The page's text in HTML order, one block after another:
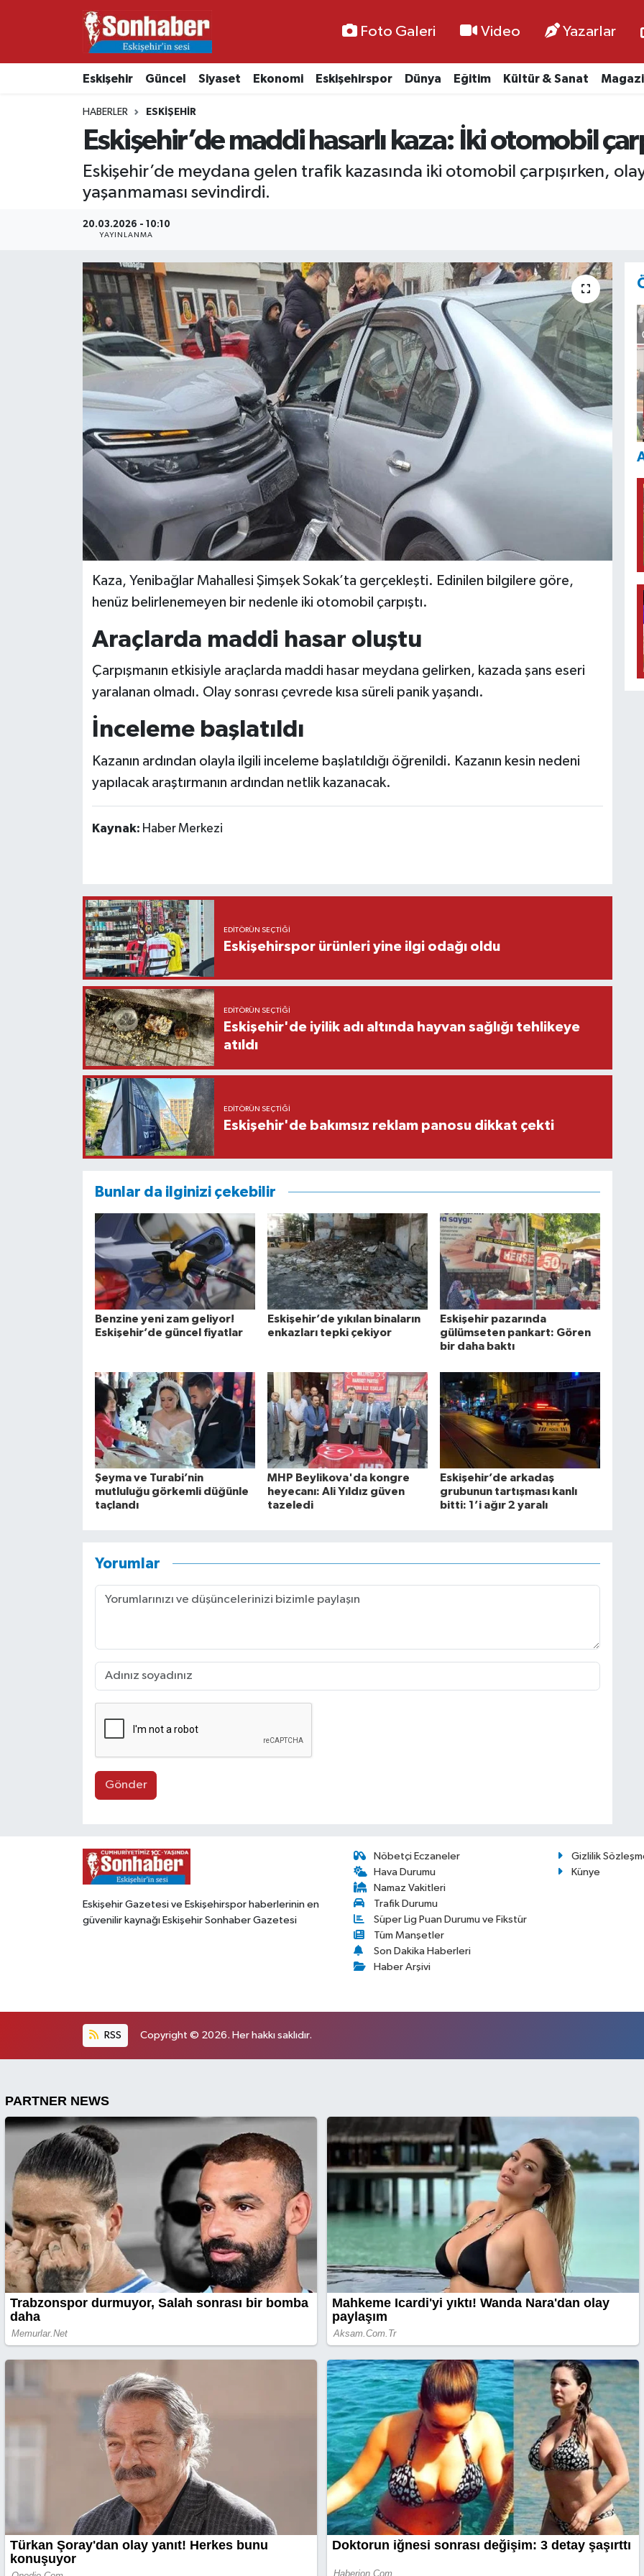
Foto Galeri Video Yazarlar
Eskişehir Güncel Siyaset Ekonomi Eskişehirspor Dünya Eğitim Kültür & Sanat
HABERLER ESKIŞEHIR
Eskişehir’de maddi hasarlı kaza: İki otomobil
Eskişehir’de meydana gelen trafik kazasında iki otomobil çarpışırken,
yaşanmaması sevindirdi.
20.03.2026 - 10:10
YAYINLANMA
Kaza, Yenibağlar Mahallesi Şimşek Sokak’ta gerçekleşti. Edinilen bilgilere göre,
henüz belirlenemeyen bir nedenle iki otomobil çarpıştı.
Araçlarda maddi hasar oluştu
Çarpışmanın etkisiyle araçlarda maddi hasar meydana gelirken, kazada şans eseri
yaralanan olmadı. Olay sonrası çevrede kısa süreli panik yaşandı.
İnceleme başlatıldı
Kazanın ardından olayla ilgili inceleme başlatıldığı öğrenildi. Kazanın kesin nedeni
yapılacak araştırmanın ardından netlik kazanacak.
Kaynak: Haber Merkezi
EDITÖRÜN SEÇTIĞI
Eskişehirspor ürünleri yine ilgi odağı oldu
EDITÖRÜN SEÇTIĞI
Eskişehir'de iyilik adı altında hayvan sağlığı tehlikeye
atıldı
EDITÖRÜN SEÇTIĞI
Eskişehir'de bakımsız reklam panosu dikkat çekti
Bunlar da ilginizi çekebilir
Benzine yeni zam geliyor!
Eskişehir’de güncel fiyatlar
Eskişehir’de yıkılan binaların
enkazları tepki çekiyor
Eskişehir pazarında
gülümseten pankart: Gören
bir daha baktı
Şeyma ve Turabi’nin
mutluluğu görkemli düğünle
taçlandı
MHP Beylikova'da kongre
heyecanı: Ali Yıldız güven
tazeledi
Eskişehir’de arkadaş
grubunun tartışması kanlı
bitti: 1’i ağır 2 yaralı
Yorumlar
Gönder
Eskişehir Gazetesi ve Eskişehirspor haberlerinin en
güvenilir kaynağı Eskişehir Sonhaber Gazetesi
Nöbetçi Eczaneler
Hava Durumu
Namaz Vakitleri
Trafik Durumu
Süper Lig Puan Durumu ve Fikstür
Tüm Manşetler
Son Dakika Haberleri
Haber Arşivi
Gizlilik
Künye
RSS Copyright © 2026. Her hakkı saklıdır.
Ekonomi
Kültür & Sanat
Resmi İlanlar
Siyaset
Nöbetçi Eczaneler
Namaz Vakitleri
Trafik Durumu
Süper Lig Puan Durumu ve Fikstür
Tüm Manşetler
Son Dakika Haberleri
Haber Arşivi